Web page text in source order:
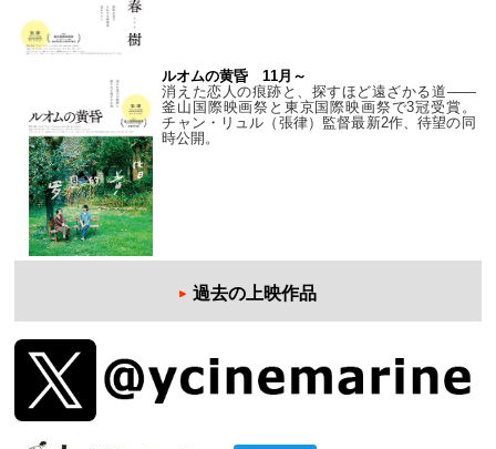
ルオムの黄昏 11月～
消えた恋人の痕跡と、探すほど遠ざかる道——
釜山国際映画祭と東京国際映画祭で3冠受賞。
チャン・リュル（張律）監督最新2作、待望の同
時公開。
過去の上映作品